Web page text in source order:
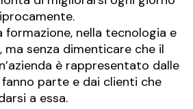
formazione, nella tecnologia e
ma senza dimenticare che il
è rappresentato dalle
parte e dai clienti che
a essa.